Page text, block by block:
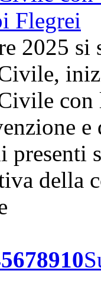
2025 si
presenti
5678910